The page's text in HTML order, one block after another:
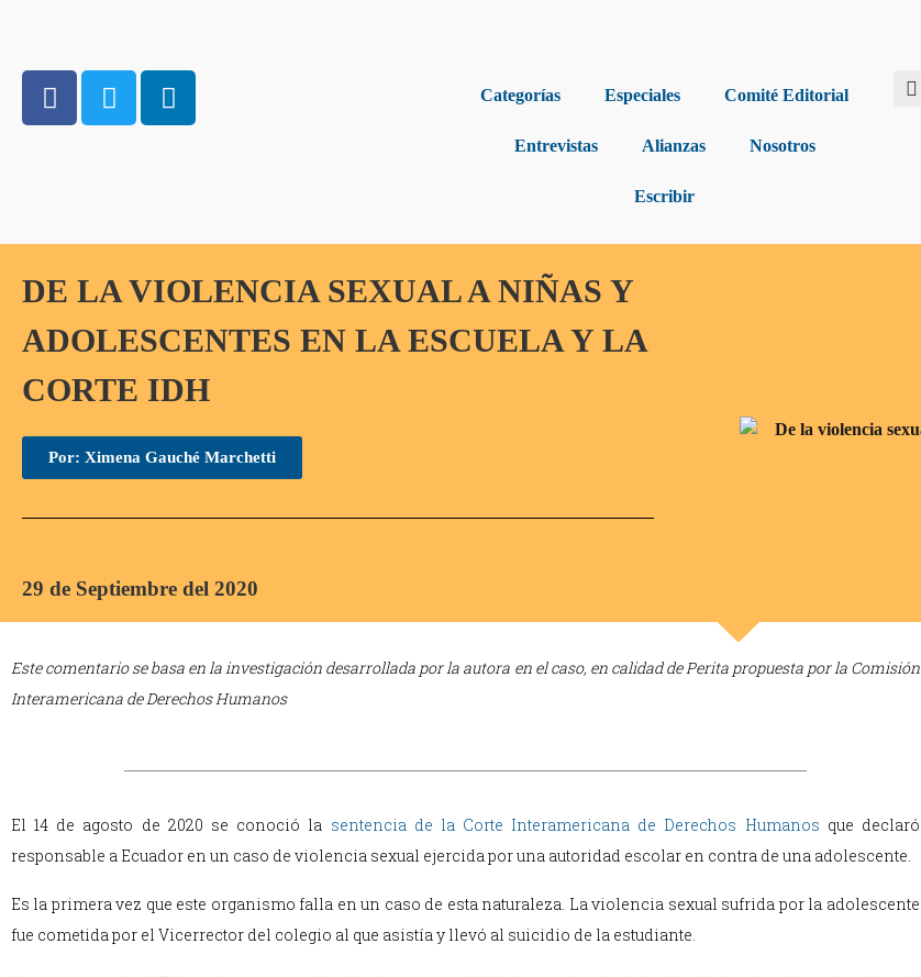
Categorías Especiales Comité Editorial
Entrevistas Alianzas Nosotros
Escribir
DE LA VIOLENCIA SEXUAL A NIÑAS Y
ADOLESCENTES EN LA ESCUELA Y LA
CORTE IDH
Por: Ximena Gauché Marchetti
29 de Septiembre del 2020
Este comentario se basa en la investigación desarrollada por la autora en el caso, en calidad de Perita propuesta por la Comisión
Interamericana de Derechos Humanos
El 14 de agosto de 2020 se conoció la sentencia de la Corte Interamericana de Derechos Humanos que declaró
responsable a Ecuador en un caso de violencia sexual ejercida por una autoridad escolar en contra de una adolescente.
Es la primera vez que este organismo falla en un caso de esta naturaleza. La violencia sexual sufrida por la adolescente
fue cometida por el Vicerrector del colegio al que asistía y llevó al suicidio de la estudiante.